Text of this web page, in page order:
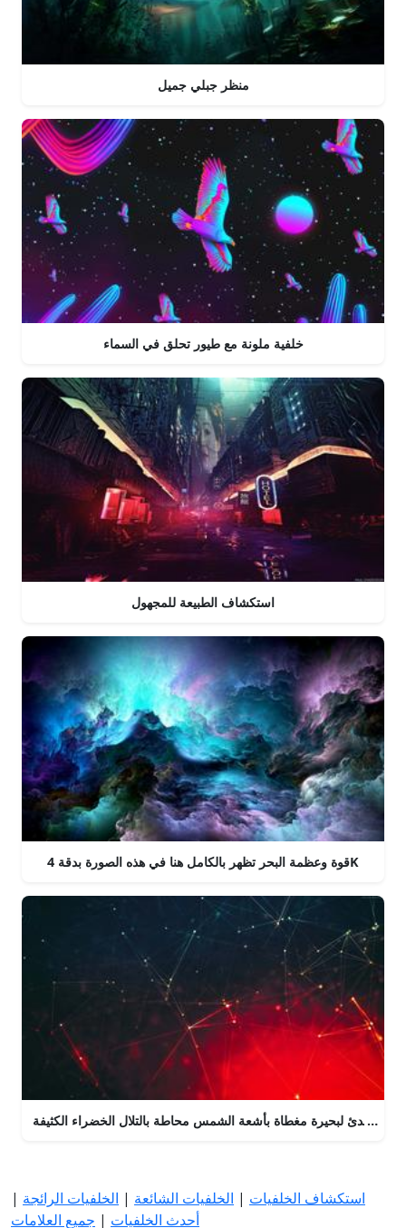
منظر جبلي جميل
خلفية ملونة مع طيور تحلق في السماء
استكشاف الطبيعة للمجهول
قوة وعظمة البحر تظهر بالكامل هنا في هذه الصورة بدقة 4K
المهدئ لبحيرة مغطاة بأشعة الشمس محاطة بالتلال الخضراء الكثيفة
استكشاف الخلفيات | الخلفيات الشائعة | الخلفيات الرائجة |
أحدث الخلفيات | جميع العلامات